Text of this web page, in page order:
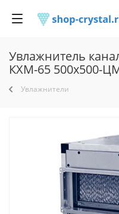
Увлажнитель
КХМ-65 500х500-
Увлажнители